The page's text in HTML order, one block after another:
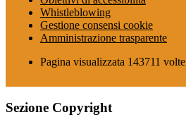
Whistleblowing
Gestione consensi cookie
Amministrazione trasparente
Pagina visualizzata 143711 volte
Sezione Copyright